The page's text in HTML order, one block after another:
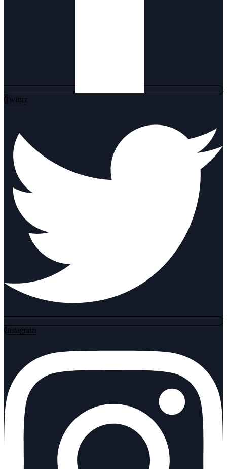
Twitter
Instagram